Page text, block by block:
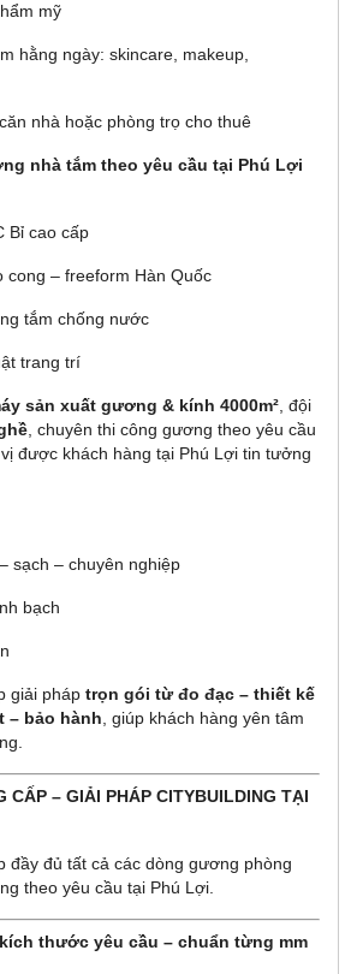
mỹ
hằng ngày: skincare, makeup,
nhà hoặc phòng trọ cho thuê
nhà tắm theo yêu cầu tại Phú Lợi
Bỉ cao cấp
cong – freeform Hàn Quốc
tắm chống nước
trang trí
sản xuất gương & kính 4000m² , đội
, chuyên thi công gương theo yêu cầu
được khách hàng tại Phú Lợi tin tưởng
sạch – chuyên nghiệp
bạch
giải pháp trọn gói từ đo đạc – thiết kế
– bảo hành , giúp khách hàng yên tâm
CẤP – GIẢI PHÁP CITYBUILDING TẠI
đầy đủ tất cả các dòng gương phòng
theo yêu cầu tại Phú Lợi.
thước yêu cầu – chuẩn từng mm